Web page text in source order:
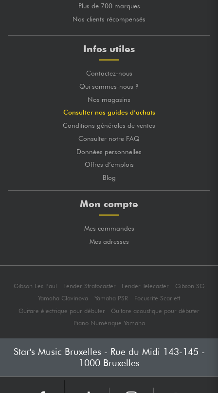
Plus de 700 marques
Nos clients récompensés
Infos utiles
Contactez-nous
Qui sommes-nous ?
Nos magasins
Consulter nos guides d’achats
Conditions générales de ventes
Consulter notre FAQ
Données personnelles
Offres d’emplois
Blog
Mon compte
Mes commandes
Mes adresses
Gibson Les Paul Fender Stratocaster Fender Telecaster
Gibson SG
Yamaha Clavinova
Yamaha PSR
Focusrite Scarlett
Guitare électrique pour débuter
Guitare acoustique pour débuter
Piano Numérique Yamaha
Star's Music Bruxelles - Rue du Midi 143-145 -
1000 Bruxelles